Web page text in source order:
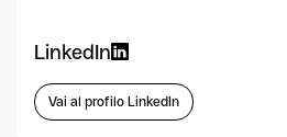
LinkedIn
Vai al profilo LinkedIn